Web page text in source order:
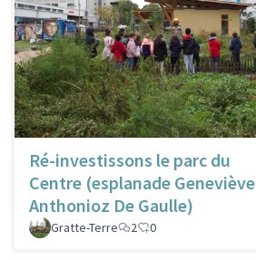
Ré-investissons le parc du
Centre (esplanade Geneviève
Anthonioz De Gaulle)
Gratte-Terre 2 0